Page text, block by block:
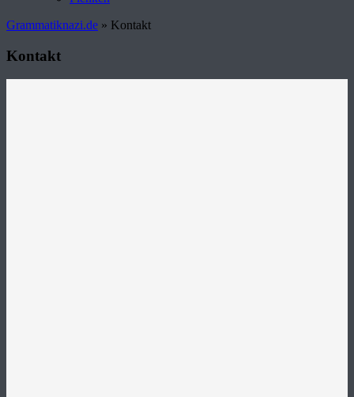
Grammatiknazi.de » Kontakt
Kontakt